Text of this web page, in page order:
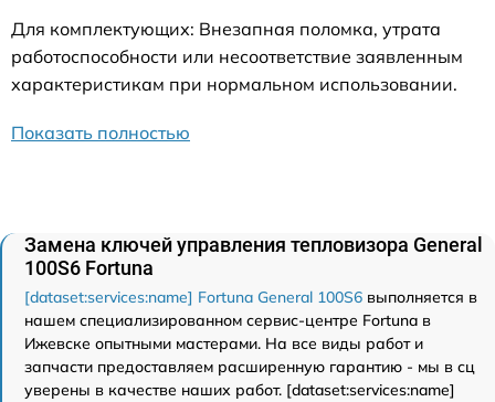
Для комплектующих: Внезапная поломка, утрата
работоспособности или несоответствие заявленным
характеристикам при нормальном использовании.
Показать полностью
Замена ключей управления тепловизора General
100S6 Fortuna
[dataset:services:name] Fortuna General 100S6 выполняется в
нашем специализированном сервис-центре Fortuna в
Ижевске опытными мастерами. На все виды работ и
запчасти предоставляем расширенную гарантию - мы в сц
уверены в качестве наших работ. [dataset:services:name]